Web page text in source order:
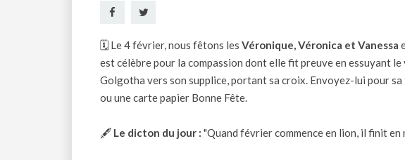
🗓 Le 4 février, nous fêtons les Véronique, Véronica et Vanessa
est célèbre pour la compassion dont elle fit preuve en essuyant
Golgotha vers son supplice, portant sa croix. Envoyez-lui pour
ou unecarte papier Bonne Fête.
🖋 Le dicton du jour : "Quand février commence en lion, il finit en